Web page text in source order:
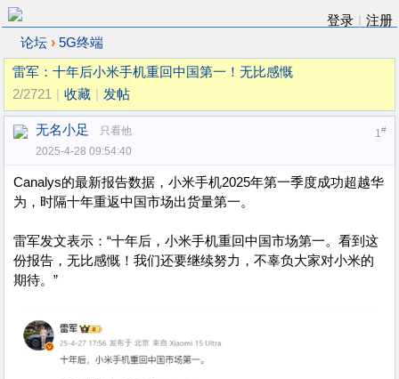
登录
注册
论坛 › 5G终端
雷军：十年后小米手机重回中国第一！无比感慨
2/2721
收藏 发帖
1#
无名小足
只看他
2025-4-28 09:54:40
Canalys的最新报告数据，小米手机2025年第一季度成功超越华
为，时隔十年重返中国市场出货量第一。
雷军发文表示：“十年后，小米手机重回中国市场第一。看到这
份报告，无比感慨！我们还要继续努力，不辜负大家对小米的
期待。”